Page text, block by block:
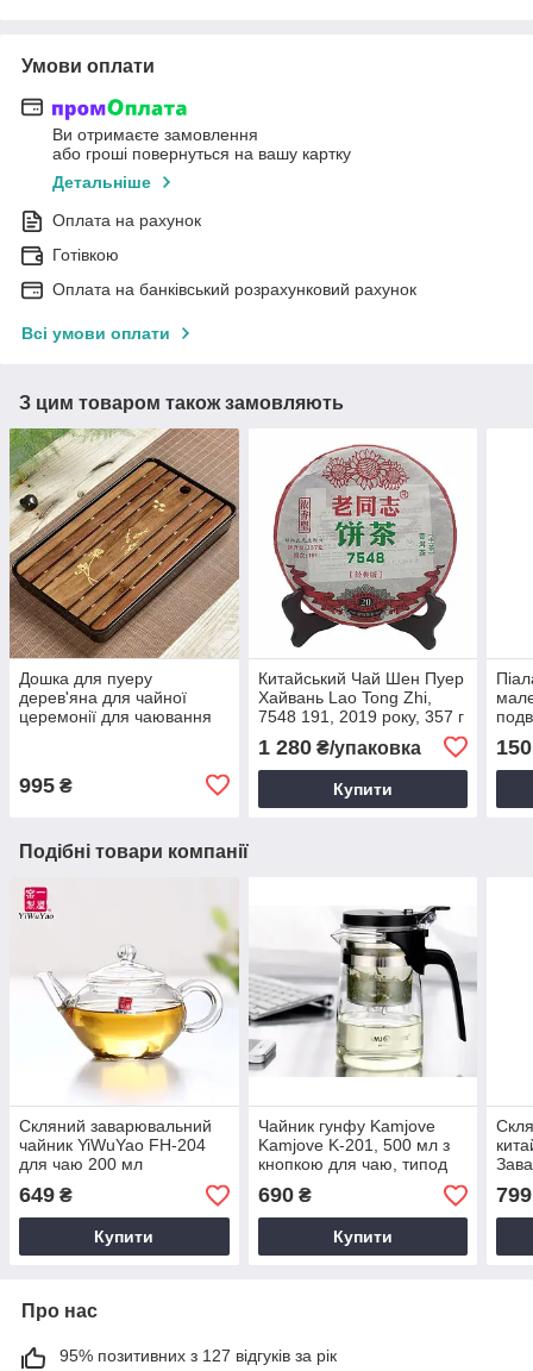
Умови оплати
Ви отримаєте замовлення
або гроші повернуться на вашу картку
Детальніше
Оплата на рахунок
Готівкою
Оплата на банківський розрахунковий рахунок
Всі умови оплати
З цим товаром також замовляють
Дошка для пуеру
дерев'яна для чайної
церемонії для чаювання
995 ₴
Китайський Чай Шен Пуер
Хайвань Lao Tong Zhi,
7548 191, 2019 року, 357 г
1 280₴/упаковка
Купити
150
Подібні товари компанії
Скляний заварювальний
чайник YiWuYao FH-204
для чаю 200 мл
649 ₴
Купити
Чайник гунфу Kamjove
Kamjove K-201, 500 мл з
кнопкою для чаю, типод
заварювальний скляний з
ситом
690₴
Купити
799
Про нас
95% позитивних з 127 відгуків за рік